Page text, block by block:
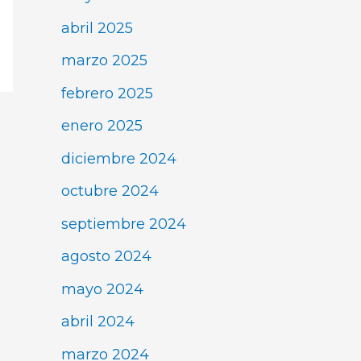
abril 2025
marzo 2025
febrero 2025
enero 2025
diciembre 2024
octubre 2024
septiembre 2024
agosto 2024
mayo 2024
abril 2024
marzo 2024